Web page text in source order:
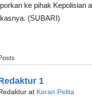
ke pihak Kepolisian
(SUBARI)
1
at Koran Pelita